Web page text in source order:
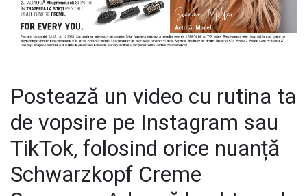
Postează un video cu rutina ta
de vopsire pe Instagram sau
TikTok, folosind orice nuanță
Schwarzkopf Creme